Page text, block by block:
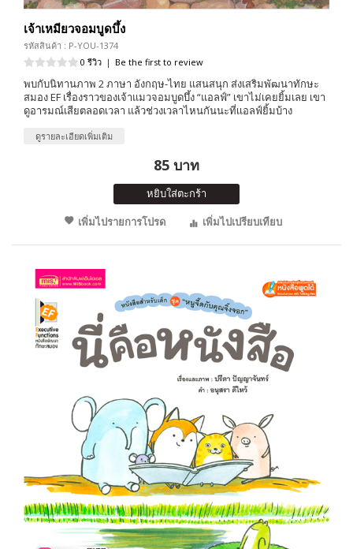
เจ้าเหมียวจอมบูดบึ้ง
รหัสสินค้า : P-YOU-1374
0 รีวิว | Be the first to review
พบกับนิทานภาพ 2 ภาษา อังกฤษ-ไทย แสนสนุก ส่งเสริมพัฒนาทักษะ
สมอง EF เรื่องราวของเจ้าแมวจอมบูดบึ้ง “แอลฟ์” เขาไม่เคยยิ้มเลย เขา
ดูอารมณ์เสียตลอดเวลา แล้วช่วงเวลาไหนกันนะที่เเอลฟ์ยิ้มบ้าง
ดูรายละเอียดเพิ่มเติม
85 บาท
หยิบใส่ตะกร้า
เพิ่มไปรายการโปรด
เพิ่มไปเปรียบเทียบ